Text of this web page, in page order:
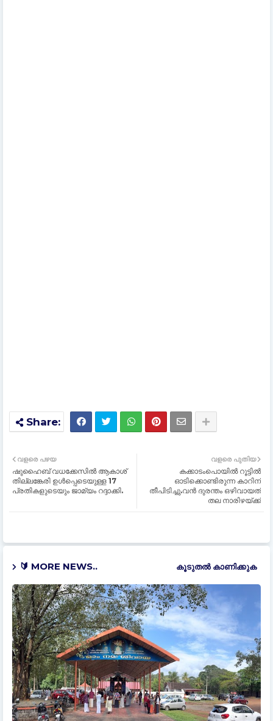
വളരെ പുതിയ
കക്കാടംപൊയിൽ റൂട്ടിൽ
ഓടിക്കൊണ്ടിരുന്ന കാറിന്
തീപിടിച്ചു.വൻ ദുരന്തം ഒഴിവായത്
തല നാരിഴയ്ക്ക്
വളരെ പഴയ
ഷുഹൈബ് വധക്കേസിൽ ആകാശ്
തില്ലങ്കേരി ഉൾപ്പെടെയുള്ള 17
പ്രതികളുടെയും ജാമ്യം റദ്ദാക്കി.
🔰 MORE NEWS.. കൂടുതൽ‍ കാണിക്കുക